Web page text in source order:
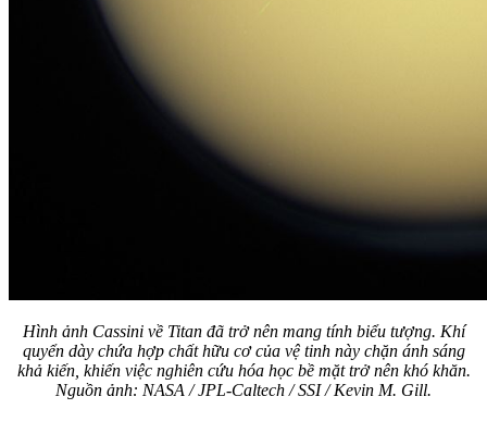
Hình ảnh Cassini về Titan đã trở nên mang tính biểu tượng. Khí
quyển dày chứa hợp chất hữu cơ của vệ tinh này chặn ánh sáng
khả kiến, khiến việc nghiên cứu hóa học bề mặt trở nên khó khăn.
Nguồn ảnh: NASA / JPL-Caltech / SSI / Kevin M. Gill.